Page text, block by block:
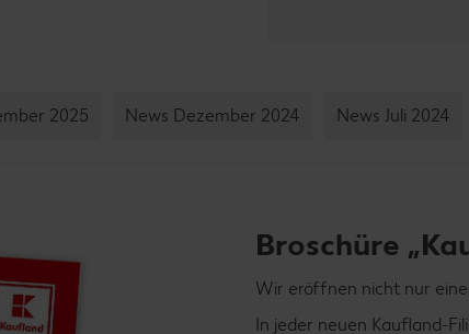
2025 News Dezember 2024 News Juli 2024
Broschüre
Wir eröffnen nicht nur
In jeder neuen Kaufland-